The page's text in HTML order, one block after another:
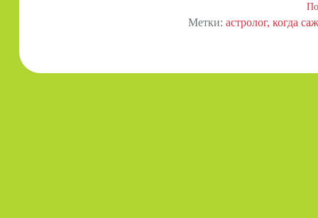
Метки: астролог когда